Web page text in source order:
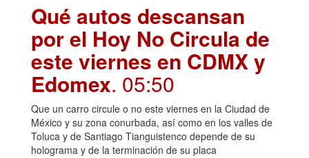
Qué autos descansan
por el Hoy No Circula de
este viernes en CDMX y
Edomex. 05:50
Que un carro circule o no este viernes en la Ciudad de
México y su zona conurbada, así como en los valles de
Toluca y de Santiago Tianguistenco depende de su
holograma y de la terminación de su placa